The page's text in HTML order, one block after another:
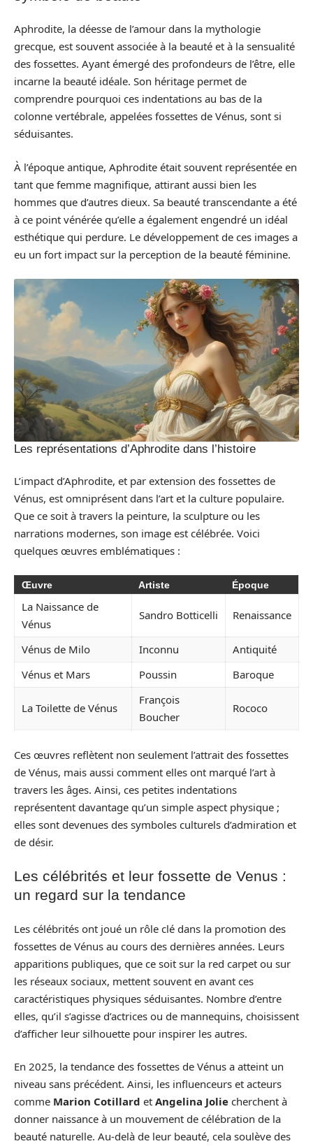
Aphrodite, la déesse de l’amour dans la mythologie
grecque, est souvent associée à la beauté et à la sensualité
des fossettes. Ayant émergé des profondeurs de l’être, elle
incarne la beauté idéale. Son héritage permet de
comprendre pourquoi ces indentations au bas de la
colonne vertébrale, appelées fossettes de Vénus, sont si
séduisantes.
À l’époque antique, Aphrodite était souvent représentée en
tant que femme magnifique, attirant aussi bien les
hommes que d’autres dieux. Sa beauté transcendante a été
à ce point vénérée qu’elle a également engendré un idéal
esthétique qui perdure. Le développement de ces images a
eu un fort impact sur la perception de la beauté féminine.
Les représentations d’Aphrodite dans l’histoire
L’impact d’Aphrodite, et par extension des fossettes de
Vénus, est omniprésent dans l’art et la culture populaire.
Que ce soit à travers la peinture, la sculpture ou les
narrations modernes, son image est célébrée. Voici
quelques œuvres emblématiques :
Œuvre Artiste Époque
La Naissance de
Vénus
Sandro Botticelli Renaissance
Vénus de Milo Inconnu
Antiquité
Vénus et Mars
Poussin Baroque
La Toilette de Vénus
François
Boucher
Rococo
Ces œuvres reflètent non seulement l’attrait des fossettes
de Vénus, mais aussi comment elles ont marqué l’art à
travers les âges. Ainsi, ces petites indentations
représentent davantage qu’un simple aspect physique ;
elles sont devenues des symboles culturels d’admiration et
de désir.
Les célébrités et leur fossette de Venus :
un regard sur la tendance
Les célébrités ont joué un rôle clé dans la promotion des
fossettes de Vénus au cours des dernières années. Leurs
apparitions publiques, que ce soit sur la red carpet ou sur
les réseaux sociaux, mettent souvent en avant ces
caractéristiques physiques séduisantes. Nombre d’entre
elles, qu’il s’agisse d’actrices ou de mannequins, choisissent
d’afficher leur silhouette pour inspirer les autres.
En 2025, la tendance des fossettes de Vénus a atteint un
niveau sans précédent. Ainsi, les influenceurs et acteurs
comme Marion Cotillard et Angelina Jolie cherchent à
donner naissance à un mouvement de célébration de la
beauté naturelle. Au-delà de leur beauté, cela soulève des